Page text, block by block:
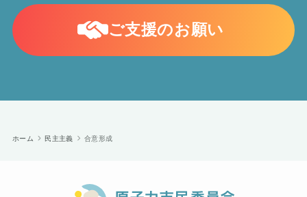
ご支援のお願い
ホーム 民主主義 合意形成